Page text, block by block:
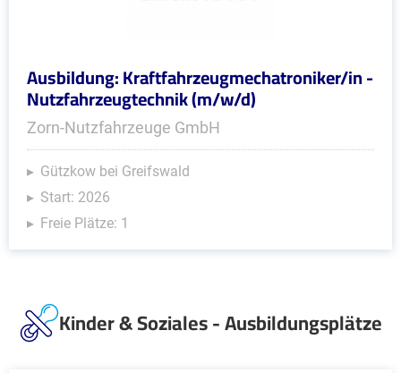
Ausbildung: Kraftfahrzeugmechatroniker/in -
Nutzfahrzeugtechnik (m/w/d)
Zorn-Nutzfahrzeuge GmbH
Gützkow bei Greifswald
Start: 2026
Freie Plätze: 1
Kinder & Soziales - Ausbildungsplätze